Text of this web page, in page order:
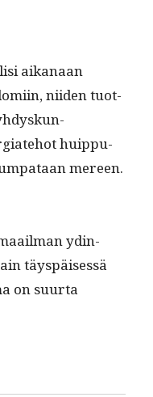
aikanaan
niiden tuot­
huip­pu­
mereen.
ydin­
täyspäisessä
on suur­ta